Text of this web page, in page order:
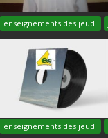
enseignements des jeudi
enseignements des jeudi